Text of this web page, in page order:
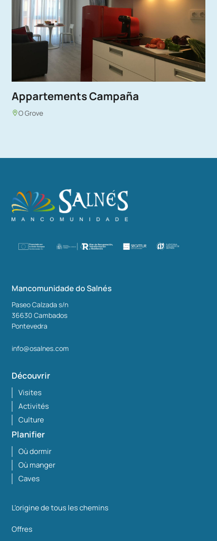
Appartements Campaña
O Grove
Mancomunidade do Salnés
Paseo Calzada s/n
36630 Cambados
Pontevedra
info@osalnes.com
Découvrir
Visites
Activités
Culture
Planifier
Où dormir
Où manger
Caves
L'origine de tous les chemins
Offres